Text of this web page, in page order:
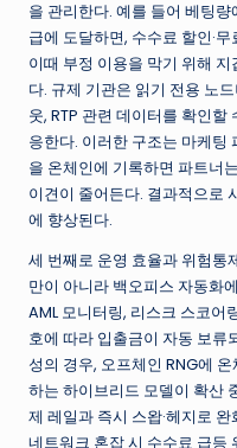
을 관리한다. 예를 들어 베팅
급에 도달하면, 수수료 할인·
이때 부정 이용을 막기 위해 지
다. 규제 기관은 읽기 전용 노
웃, RTP 관련 데이터를 확인할
응한다. 이러한 구조는 마케팅
을 온체인에 기록하면 파트너
이견이 줄어든다. 결과적으로
에 향상된다.
세 번째로 운영 효율과 위험통
만이 아니라 백오피스 자동화
AML 모니터링, 리스크 스코어
호에 따라 입출금이 자동 보류
성의 경우, 오프체인 RNG에
하는 하이브리드 모델이 확산
제 레일과 즉시 스왑·헤지로
네트워크 혼잡 시 수수료 급등